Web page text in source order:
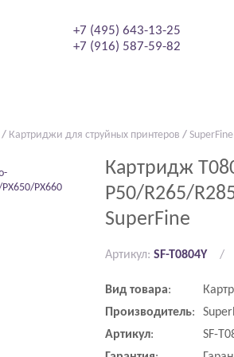
+7 (495) 643-13-25
+7 (916) 587-59-82
/ Картриджи для струйных принтеров / SuperFine
Картридж
P50/R265/
SuperFine
Артикул: SF-T0804Y
Вид товара:
Производитель:
Артикул:
SF-